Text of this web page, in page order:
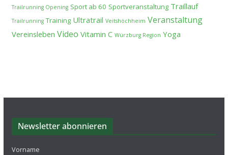
Trailrunning Opening Sport ab 60 Sportveranstaltung Traillauf
Trailrunning Training Ultratrail Veitshöchheim Veranstaltung
Vereinsleben Video Vitamin C Würzburg Region Yoga
Newsletter abonnieren
Vorname